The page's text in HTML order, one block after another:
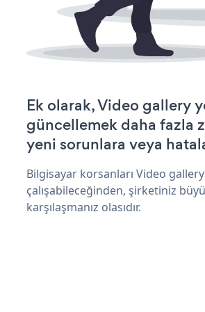
Ek olarak, Video gallery
güncellemek daha fazla
yeni sorunlara veya
Bilgisayar korsanları Video
çalışabileceğinden, şirketiniz
karşılaşmanız olasıdır.